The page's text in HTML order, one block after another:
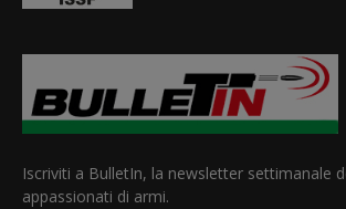
Iscriviti a BulletIn, la newsletter settimanale
appassionati di armi.